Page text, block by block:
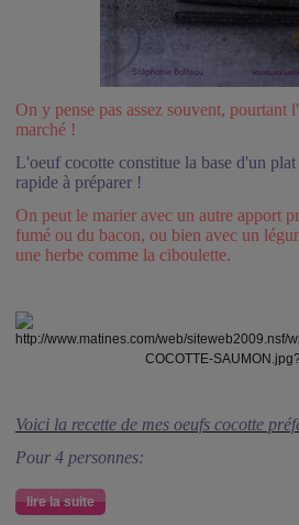
On y pense pas assez souvent, pourtant
marché !
L'oeuf cocotte constitue la base d'un
rapide à préparer !
On peut le marier avec un autre apport
fumé ou du bacon, ou bien avec un
une herbe comme la ciboulette.
Voici la recette de mes oeufs cocotte
Pour 4 personnes:
lire la suite